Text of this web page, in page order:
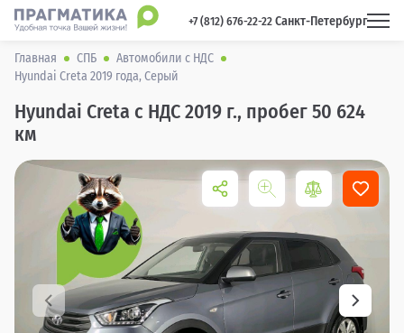
+7 (812) 676-22-22 Санкт-Петербург
Главная СПБ
Автомобили с НДС
Hyundai Creta 2019 года, Серый
Hyundai Creta с НДС 2019 г., пробег 50 624
км